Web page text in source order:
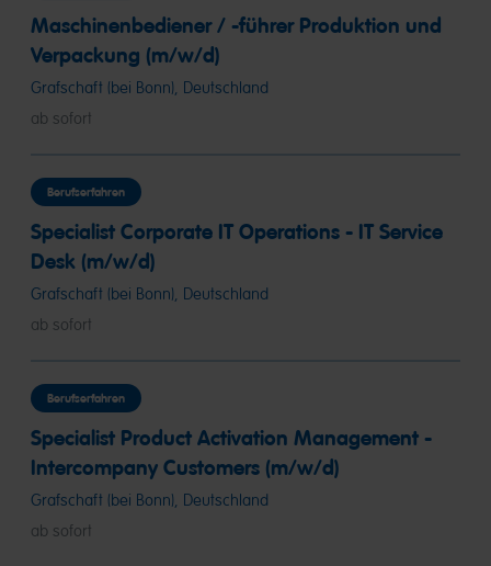
Maschinenbediener / -führer Produktion und
Verpackung (m/w/d)
Grafschaft (bei Bonn), Deutschland
ab sofort
Berufserfahren
Specialist Corporate IT Operations - IT Service
Desk (m/w/d)
Grafschaft (bei Bonn), Deutschland
ab sofort
Berufserfahren
Specialist Product Activation Management -
Intercompany Customers (m/w/d)
Grafschaft (bei Bonn), Deutschland
ab sofort